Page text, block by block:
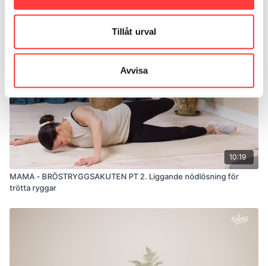
Tillåt urval
Avvisa
MAMA - GOOD MORNING. Dynamisk rörlighet för tröttstela kroppar
10:19
MAMA - BRÖSTRYGGSAKUTEN PT 2. Liggande nödlösning för
trötta ryggar